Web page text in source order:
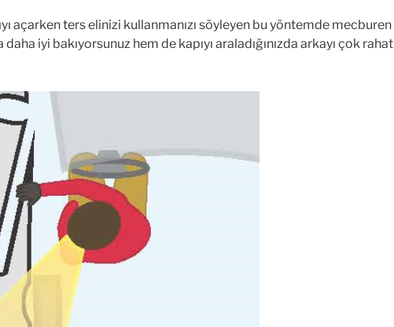
açarken ters elinizi kullanmanızı söyleyen bu yöntemde mecburen
iyi bakıyorsunuz hem de kapıyı araladığınızda arkayı çok rahat